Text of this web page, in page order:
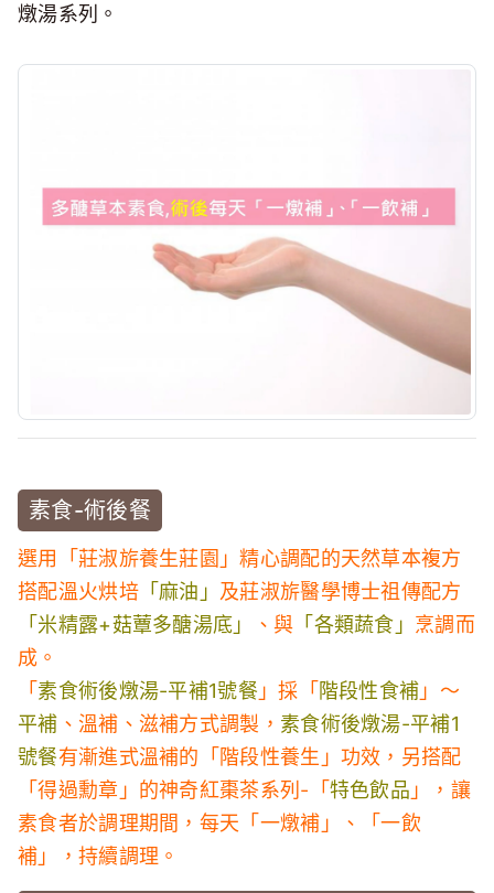
燉湯系列。
素食-術後餐
選用「莊淑旂養生莊園」精心調配的天然草本複方
搭配溫火烘培「麻油」 及莊淑旂醫學博士祖傳配方
「米精露+菇蕈多醣湯底」
、與 「各類蔬食」 烹調而
成。
「素食術後燉湯-平補1號餐 」採「階段性食補 」～
平補 、溫補、滋補方式調製， 素食術後燉湯-平補1
號餐有漸進式溫補的「階段性養生」功效，另搭配
「得過勳章」的神奇紅棗茶系列-「特色飲品 」，讓
素食者於調理期間，每天「一燉補」、「一飲
補」，持續調理。